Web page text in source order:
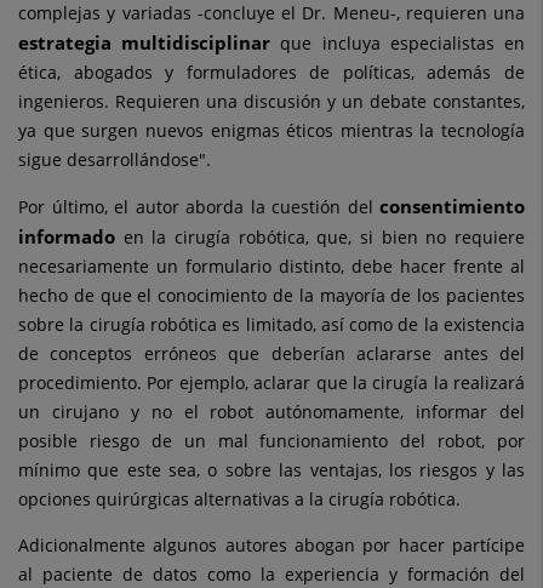
complejas y variadas -concluye el Dr. Meneu-, requieren una
estrategia multidisciplinar que incluya especialistas en
ética, abogados y formuladores de políticas, además de
ingenieros. Requieren una discusión y un debate constantes,
ya que surgen nuevos enigmas éticos mientras la tecnología
sigue desarrollándose".
Por último, el autor aborda la cuestión del consentimiento
informado en la cirugía robótica, que, si bien no requiere
necesariamente un formulario distinto, debe hacer frente al
hecho de que el conocimiento de la mayoría de los pacientes
sobre la cirugía robótica es limitado, así como de la existencia
de conceptos erróneos que deberían aclararse antes del
procedimiento. Por ejemplo, aclarar que la cirugía la realizará
un cirujano y no el robot autónomamente, informar del
posible riesgo de un mal funcionamiento del robot, por
mínimo que este sea, o sobre las ventajas, los riesgos y las
opciones quirúrgicas alternativas a la cirugía robótica.
Adicionalmente algunos autores abogan por hacer partícipe
al paciente de datos como la experiencia y formación del